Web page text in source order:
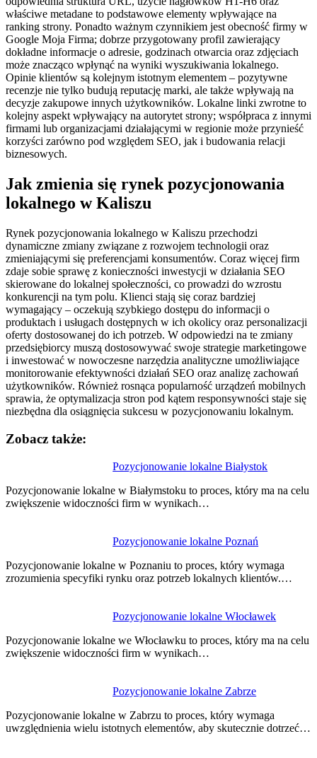
właściwe metadane to podstawowe elementy wpływające na
ranking strony. Ponadto ważnym czynnikiem jest obecność firmy w
Google Moja Firma; dobrze przygotowany profil zawierający
dokładne informacje o adresie, godzinach otwarcia oraz zdjęciach
może znacząco wpłynąć na wyniki wyszukiwania lokalnego.
Opinie klientów są kolejnym istotnym elementem – pozytywne
recenzje nie tylko budują reputację marki, ale także wpływają na
decyzje zakupowe innych użytkowników. Lokalne linki zwrotne to
kolejny aspekt wpływający na autorytet strony; współpraca z innymi
firmami lub organizacjami działającymi w regionie może przynieść
korzyści zarówno pod względem SEO, jak i budowania relacji
biznesowych.
Jak zmienia się rynek pozycjonowania
lokalnego w Kaliszu
Rynek pozycjonowania lokalnego w Kaliszu przechodzi
dynamiczne zmiany związane z rozwojem technologii oraz
zmieniającymi się preferencjami konsumentów. Coraz więcej firm
zdaje sobie sprawę z konieczności inwestycji w działania SEO
skierowane do lokalnej społeczności, co prowadzi do wzrostu
konkurencji na tym polu. Klienci stają się coraz bardziej
wymagający – oczekują szybkiego dostępu do informacji o
produktach i usługach dostępnych w ich okolicy oraz personalizacji
oferty dostosowanej do ich potrzeb. W odpowiedzi na te zmiany
przedsiębiorcy muszą dostosowywać swoje strategie marketingowe
i inwestować w nowoczesne narzędzia analityczne umożliwiające
monitorowanie efektywności działań SEO oraz analizę zachowań
użytkowników. Również rosnąca popularność urządzeń mobilnych
sprawia, że optymalizacja stron pod kątem responsywności staje się
niezbędna dla osiągnięcia sukcesu w pozycjonowaniu lokalnym.
Zobacz także:
Pozycjonowanie lokalne Białystok
Pozycjonowanie lokalne w Białymstoku to proces, który ma na celu
zwiększenie widoczności firm w wynikach…
Pozycjonowanie lokalne Poznań
Pozycjonowanie lokalne w Poznaniu to proces, który wymaga
zrozumienia specyfiki rynku oraz potrzeb lokalnych klientów.…
Pozycjonowanie lokalne Włocławek
Pozycjonowanie lokalne we Włocławku to proces, który ma na celu
zwiększenie widoczności firm w wynikach…
Pozycjonowanie lokalne Zabrze
Pozycjonowanie lokalne w Zabrzu to proces, który wymaga
uwzględnienia wielu istotnych elementów, aby skutecznie dotrzeć…
wpisu